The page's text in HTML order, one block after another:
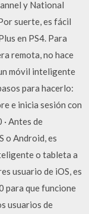
y National
suerte, es fácil
en PS4. Para
remota, no hace
móvil inteligente
para hacerlo:
e inicia sesión con
Antes de
o Android, es
o tableta a
usuario de iOS, es
para que funcione
usuarios de